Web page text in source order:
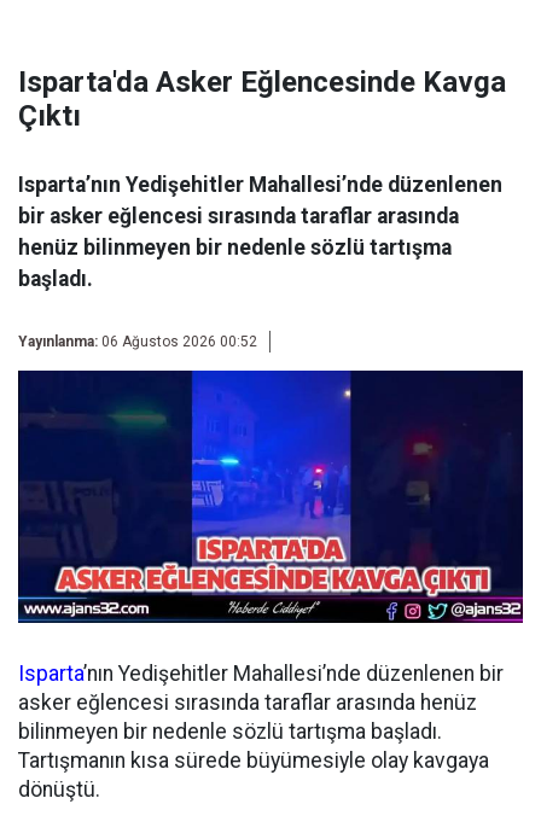
Isparta'da Asker Eğlencesinde Kavga
Çıktı
Isparta’nın Yedişehitler Mahallesi’nde düzenlenen
bir asker eğlencesi sırasında taraflar arasında
henüz bilinmeyen bir nedenle sözlü tartışma
başladı.
Yayınlanma: 06 Ağustos 2026 00:52
Isparta’nın Yedişehitler Mahallesi’nde düzenlenen bir
asker eğlencesi sırasında taraflar arasında henüz
bilinmeyen bir nedenle sözlü tartışma başladı.
Tartışmanın kısa sürede büyümesiyle olay kavgaya
dönüştü.